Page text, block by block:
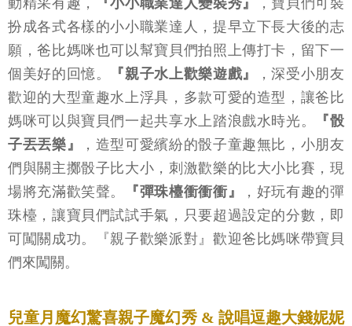
扮成各式各樣的小小職業達人，提早立下長大後的志
願，爸比媽咪也可以幫寶貝們拍照上傳打卡，留下一
個美好的回憶。
『親子水上歡樂遊戲』
，深受小朋友
歡迎的大型童趣水上浮具，多款可愛的造型，讓爸比
媽咪可以與寶貝們一起共享水上踏浪戲水時光。
『骰
子丟丟樂』
，造型可愛繽紛的骰子童趣無比，小朋友
們與關主擲骰子比大小，刺激歡樂的比大小比賽，現
場將充滿歡笑聲。
『彈珠檯衝衝衝』
，好玩有趣的彈
珠檯，讓寶貝們試試手氣，只要超過設定的分數，即
可闖關成功。『親子歡樂派對』歡迎爸比媽咪帶寶貝
們來闖關。
兒童月魔幻驚喜親子魔幻秀 & 說唱逗趣大錢妮妮